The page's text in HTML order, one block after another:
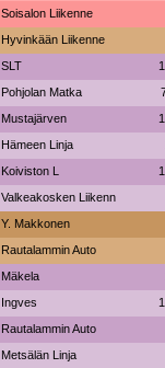
Soisalon Liikenne
Hyvinkään Liikenne
SLT
Pohjolan Matka
Mustajärven
Hämeen Linja
Koiviston L
Valkeakosken Liikenn
Y. Makkonen
Rautalammin Auto
Mäkela
Ingves
Rautalammin Auto
Metsälän Linja